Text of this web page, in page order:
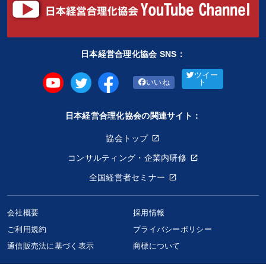
日本経営合理化協会 SNS：
いいね
ツイー
ト
日本経営合理化協会の関連サイト：
協会トップ
コンサルティング・企業内研修
全国経営者セミナー
会社概要
採用情報
ご利用規約
プライバシーポリシー
通信販売法に基づく表示
商標について